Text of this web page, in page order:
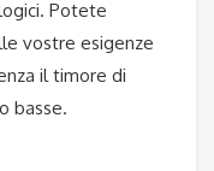
Potete
vostre esigenze
il timore di
basse.